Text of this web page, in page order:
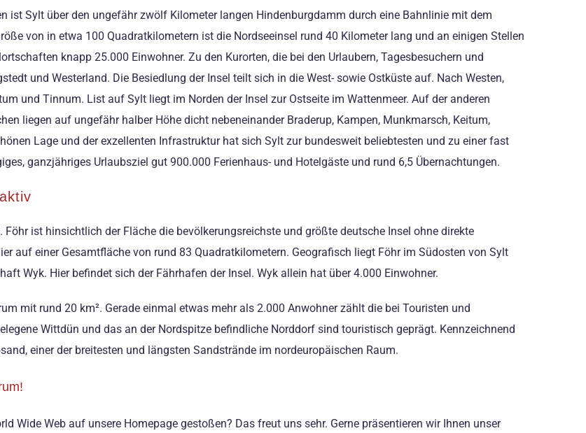
ist Sylt über den ungefähr zwölf Kilometer langen Hindenburgdamm durch eine Bahnlinie mit dem
von in etwa 100 Quadratkilometern ist die Nordseeinsel rund 40 Kilometer lang und an einigen Stellen
knapp 25.000 Einwohner. Zu den Kurorten, die bei den Urlaubern, Tagesbesuchern und
und Westerland. Die Besiedlung der Insel teilt sich in die West- sowie Ostküste auf. Nach Westen,
und Tinnum. List auf Sylt liegt im Norden der Insel zur Ostseite im Wattenmeer. Auf der anderen
liegen auf ungefähr halber Höhe dicht nebeneinander Braderup, Kampen, Munkmarsch, Keitum,
Lage und der exzellenten Infrastruktur hat sich Sylt zur bundesweit beliebtesten und zu einer fast
ganzjähriges Urlaubsziel gut 900.000 Ferienhaus- und Hotelgäste und rund 6,5 Übernachtungen.
ist hinsichtlich der Fläche die bevölkerungsreichste und größte deutsche Insel ohne direkte
auf einer Gesamtfläche von rund 83 Quadratkilometern. Geografisch liegt Föhr im Südosten von Sylt
Wyk. Hier befindet sich der Fährhafen der Insel. Wyk allein hat über 4.000 Einwohner.
mit rund 20 km². Gerade einmal etwas mehr als 2.000 Anwohner zählt die bei Touristen und
Wittdün und das an der Nordspitze befindliche Norddorf sind touristisch geprägt. Kennzeichnend
einer der breitesten und längsten Sandstrände im nordeuropäischen Raum.
Wide Web auf unsere Homepage gestoßen? Das freut uns sehr. Gerne präsentieren wir Ihnen unser